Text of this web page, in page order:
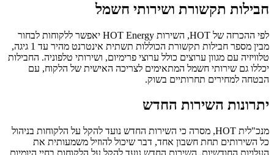
חבילות תקשורת ושירותי חשמל
לפי ההכרזה של HOT, השירות HOT Energy יאפשר ללקוחות לבחור
מבין מספר חבילות תקשורת הכוללות תשתית אינטרנט מהיר עד 1 גיגה,
טלוויזיה עם מגוון ערוצים כולל ערוצי פרימיום, ושירותי טלפוניה. החבילות
יכללו גם שירותי חשמל המתאימים לצריכה האישית של הלקוח, עם
הבטחה למחירים תחרותיים בשוק.
יתרונות השירות החדש
מנכ"לית HOT, מסרה כי השירות החדש נועד להקל על הלקוחות בניהול
כל השירותים תחת חשבון אחד, דבר שיכול להוזיל משמעותית את